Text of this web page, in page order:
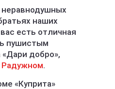
наших
есть отличная
пушистым
добро»,
Радужном.
«Куприта»